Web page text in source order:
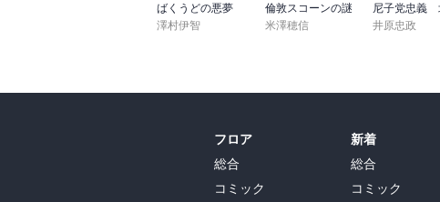
ばくうどの悪夢
澤村伊智
倫敦スコーンの謎
米澤穂信
井原忠政
フロア
総合
コミック
新着
総合
コミック